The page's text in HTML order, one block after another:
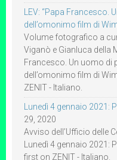
LEV: “Papa Francesco.
dell’omonimo film di
Volume fotografico a
Viganò e Gianluca della
Francesco. Un uomo di
dell’omonimo film di
ZENIT - Italiano.
Lunedì 4 gennaio
29, 2020
Avviso dell’Ufficio delle
Lunedì 4 gennaio
first on ZENIT - Italiano.